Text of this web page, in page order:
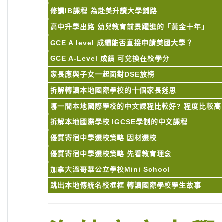
修讀IB課程 為赴美升讀大學鋪路
高中升學出路 幼兒教育前景躍進的「黃金十年」
GCE A level 成績能否直接申請美國大學？
GCE A-Level 成績 可兌換在校學分
家長應與子女一起面對DSE放榜
拆解轉讀本地國際學校的十個家長迷思
哪一間本地國際學校的中文課程比較好? 程度比較
拆解本地國際學校 IGCSE學制的中文課程
優質寄宿中學選校策略 因材選校
優質寄宿中學選校策略 先看教育理念
加拿大溫哥華公立學校Mini School
跳出本地傳統名校框框 轉讀國際學校學生故事